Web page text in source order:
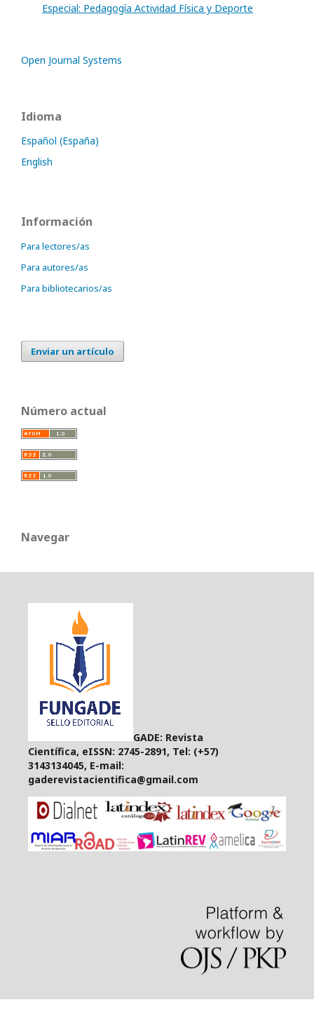
Especial: Pedagogía Actividad Física y Deporte
Open Journal Systems
Idioma
Español (España)
English
Información
Para lectores/as
Para autores/as
Para bibliotecarios/as
Enviar un artículo
Número actual
Navegar
GADE: Revista
Científica, eISSN: 2745-2891, Tel: (+57)
3143134045, E-mail:
gaderevistacientifica@gmail.com